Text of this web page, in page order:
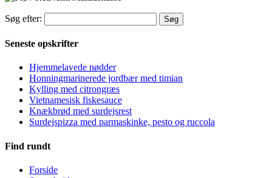
Søg efter:
Seneste opskrifter
Hjemmelavede nødder
Honningmarinerede jordbær med timian
Kylling med citrongræs
Vietnamesisk fiskesauce
Knækbrød med surdejsrest
Surdejspizza med parmaskinke, pesto og ruccola
Find rundt
Forside